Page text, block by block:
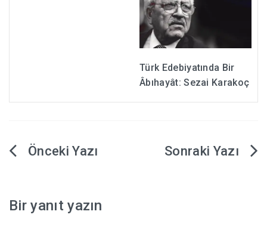
Türk Edebiyatında Bir
Âbıhayât: Sezai Karakoç
Yazı
Bir yanıt yazın